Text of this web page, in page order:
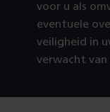
voor u als
eventuele
veiligheid in
verwacht